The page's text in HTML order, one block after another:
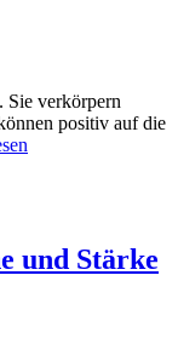
Sie verkörpern
positiv auf die
und Stärke